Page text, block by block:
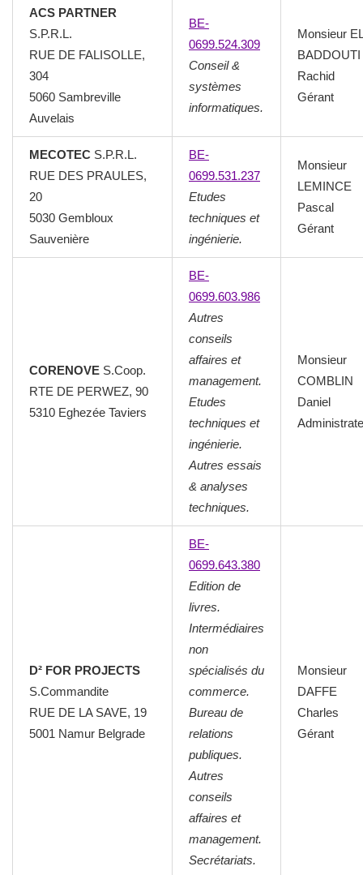
ACS PARTNER
S.P.R.L.
RUE DE FALISOLLE,
304
5060 Sambreville
Auvelais
BE-
0699.524.309
Conseil &
systèmes
informatiques.
Monsieur
BADDOUTI
Rachid
Gérant
MECOTEC S.P.R.L.
RUE DES PRAULES,
20
5030 Gembloux
Sauvenière
BE-
0699.531.237
Etudes
techniques et
ingénierie.
Monsieur
LEMINCE
Pascal
Gérant
CORENOVE S.Coop.
RTE DE PERWEZ, 90
5310 Eghezée Taviers
BE-
0699.603.986
Autres
conseils
affaires et
management.
Etudes
techniques et
ingénierie.
Autres essais
& analyses
techniques.
Monsieur
COMBLIN
Daniel
D² FOR PROJECTS
S.Commandite
RUE DE LA SAVE, 19
5001 Namur Belgrade
BE-
0699.643.380
Edition de
livres.
Intermédiaires
non
spécialisés du
commerce.
Bureau de
relations
publiques.
Autres
conseils
affaires et
management.
Secrétariats.
Monsieur
DAFFE
Charles
Gérant